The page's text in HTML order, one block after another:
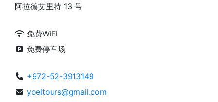
阿拉德艾里特 13 号
免费WiFi
免费停车场
+972-52-3913149
yoeltours@gmail.com